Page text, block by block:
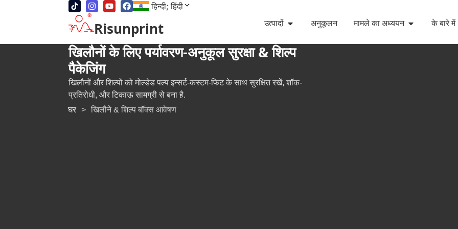
हिन्दी; हिंदी
Risunprint उत्पादों अनुकूलन मामले का अध्ययन के बारे में
खिलौनों के लिए पर्यावरण-अनुकूल सुरक्षा & शिल्प
पैकेजिंग
खिलौनों और शिल्पों को मोल्डेड पल्प इन्सर्ट-कस्टम-फिट के साथ सुरक्षित रखें, शॉक-
प्रतिरोधी, और टिकाऊ सामग्री से बना है.
घर
> खिलौने & शिल्प बॉक्स आवेषण